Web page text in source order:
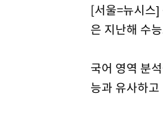
[서울=뉴시스
은 지난해 수
국어 영역 분
능과 유사하